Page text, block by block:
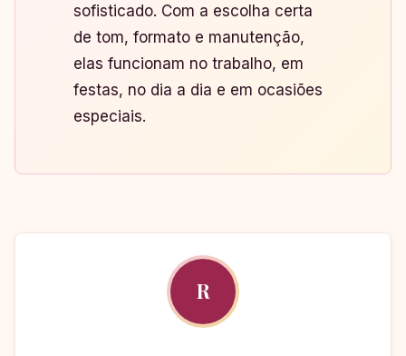
sofisticado. Com a escolha certa
de tom, formato e manutenção,
elas funcionam no trabalho, em
festas, no dia a dia e em ocasiões
especiais.
R